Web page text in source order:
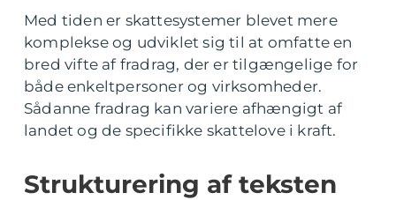
Med tiden er skattesystemer blevet mere
komplekse og udviklet sig til at omfatte en
bred vifte af fradrag, der er tilgængelige for
både enkeltpersoner og virksomheder.
Sådanne fradrag kan variere afhængigt af
landet og de specifikke skattelove i kraft.
Strukturering af teksten